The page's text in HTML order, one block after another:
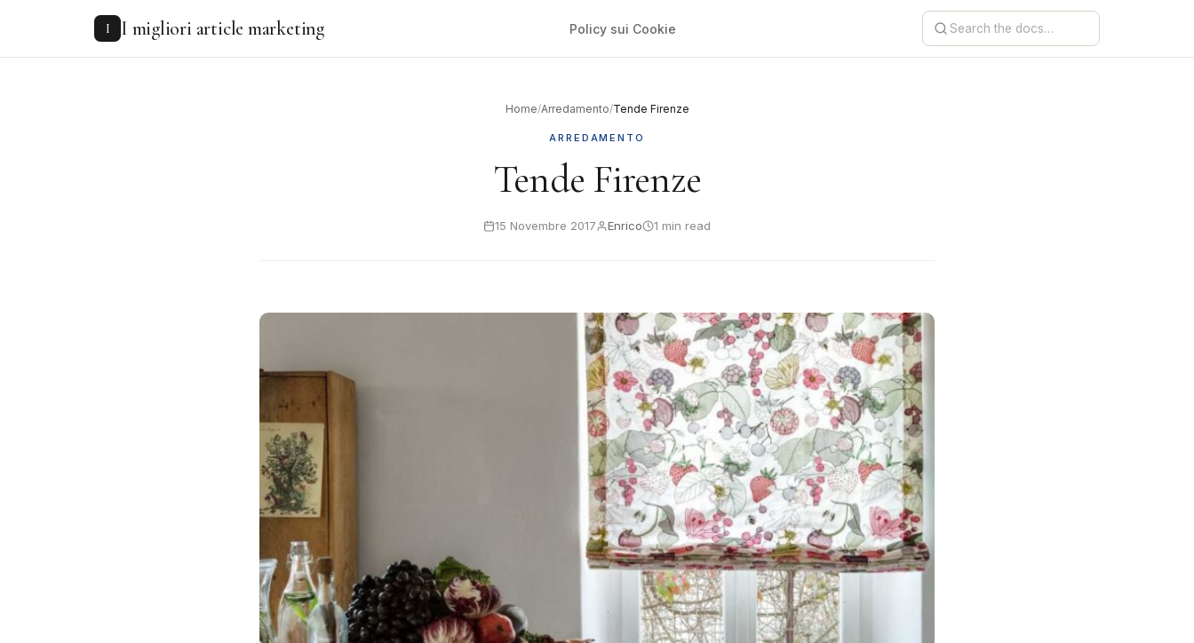
I I migliori article marketing Policy sui Cookie
Home/Arredamento/Tende Firenze
ARREDAMENTO
Tende Firenze
15 Novembre 2017 Enrico 1 min read